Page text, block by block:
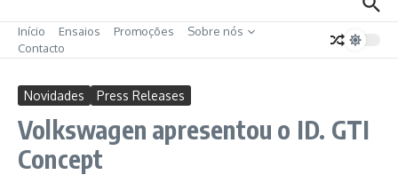
Início Ensaios Promoções
Sobre nós
Contacto
Novidades Press Releases
Volkswagen apresentou o ID. GTI
Concept